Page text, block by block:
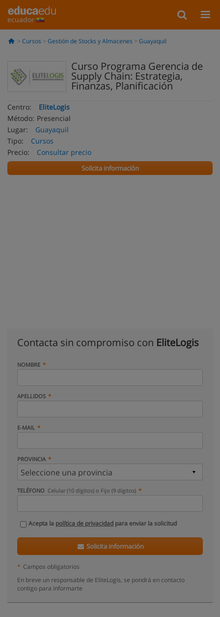
ecuador
Cursos Gestión de Stocks y Almacenes Guayaquil
Curso Programa Gerencia de
Supply Chain: Estrategia,
Finanzas, Planificación
Centro:
EliteLogis
Método: Presencial
Lugar:
Guayaquil
Tipo:
Cursos
Precio:
Consultar precio
Solicita información
Contacta sin compromiso con EliteLogis
NOMBRE
APELLIDOS
E-MAIL
PROVINCIA
TELÉFONO Celular (10 dígitos) o Fijo (9 dígitos)
Acepta la política de privacidad para enviar la solicitud
Solicita información
* Campos obligatorios
En breve un responsable de EliteLogis, se pondrá en contacto
contigo para informarte